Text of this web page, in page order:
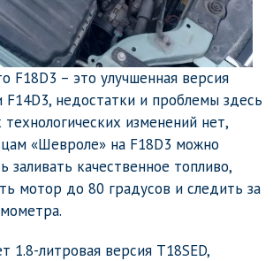
F18D3 – это улучшенная версия
F14D3, недостатки и проблемы здесь
изменений нет,
«Шевроле» на F18D3 можно
заливать качественное топливо,
мотор до 80 градусов и следить за
1.8-литровая версия T18SED,